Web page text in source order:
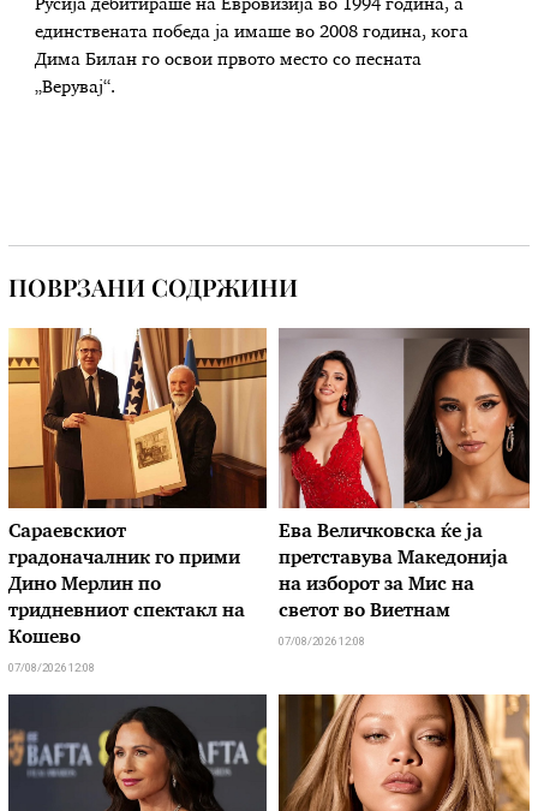
Русија дебитираше на Евровизија во 1994 година, а
единствената победа ја имаше во 2008 година, кога
Дима Билан го освои првото место со песната
„Верувај“.
ПОВРЗАНИ СОДРЖИНИ
Сараевскиот
градоначалник го прими
Дино Мерлин по
тридневниот спектакл на
Кошево
07/08/2026 12:08
Ева Величковска ќе ја
претставува Македонија
на изборот за Мис на
светот во Виетнам
07/08/2026 12:08